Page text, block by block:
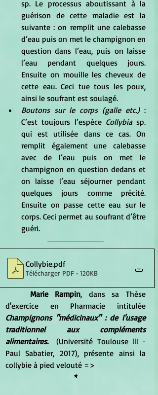
sp. Le processus aboutissant à la
guérison de cette maladie est la
suivante : on remplit une calebasse
d’eau puis on met le champignon en
question dans l’eau, puis on laisse
l’eau pendant quelques jours.
Ensuite on mouille les cheveux de
cette eau. Ceci tue tous les poux,
ainsi le soufrant est soulagé.
Boutons sur le corps (galle etc.) :
C’est toujours l’espèce Collybia sp.
qui est utilisée dans ce cas. On
remplit également une calebasse
avec de l’eau puis on met le
champignon en question dedans et
on laisse l’eau séjourner pendant
quelques jours comme précité.
Ensuite on passe cette eau sur le
corps. Ceci permet au soufrant d’être
guéri.
Collybie.pdf
Télécharger PDF • 120KB
Marie Rampin, dans sa Thèse
Champignons "médicinaux" : de l'usage
traditionnel aux compléments
alimentaires.
  (Université Toulouse lll -
Paul Sabatier, 2017), présente ainsi la
collybie à pied velouté =>
*